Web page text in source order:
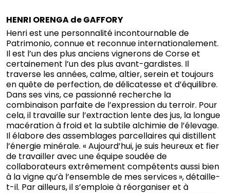
HENRI ORENGA de GAFFORY
Henri est une personnalité incontournable de
Patrimonio, connue et reconnue internationalement.
Il est l’un des plus anciens vignerons de Corse et
certainement l’un des plus avant-gardistes. Il
traverse les années, calme, altier, serein et toujours
en quête de perfection, de délicatesse et d’équilibre.
Dans ses vins, ce passionné recherche la
combinaison parfaite de l’expression du terroir. Pour
cela, il travaille sur l’extraction lente des jus, la longue
macération à froid et la subtile alchimie de l’élevage.
Il élabore des assemblages parcellaires qui distillent
l’énergie minérale. « Aujourd’hui, je suis heureux et fier
de travailler avec une équipe soudée de
collaborateurs extrêmement compétents aussi bien
à la vigne qu’à l’ensemble de mes services », détaille-
t-il. Par ailleurs, il s’emploie à réorganiser et à